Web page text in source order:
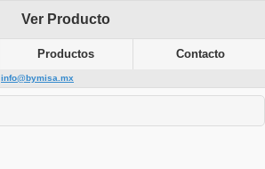
Ver Producto
Productos Contacto
info@bymisa.mx